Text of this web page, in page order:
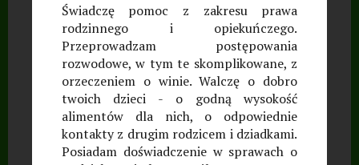
Świadczę pomoc z zakresu prawa
rodzinnego i opiekuńczego.
Przeprowadzam postępowania
rozwodowe, w tym te skomplikowane, z
orzeczeniem o winie. Walczę o dobro
twoich dzieci - o godną wysokość
alimentów dla nich, o odpowiednie
kontakty z drugim rodzicem i dziadkami.
Posiadam doświadczenie w sprawach o